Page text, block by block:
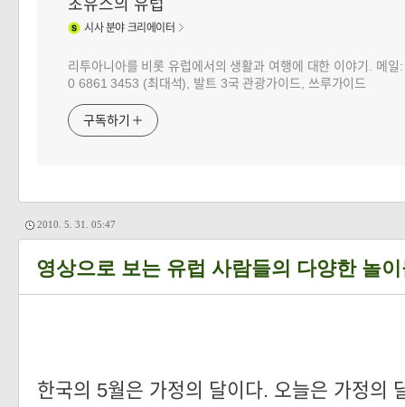
초유스의 유럽
시사분야 크리에이터
리투아니아를 비롯 유럽에서의 생활과 여행에 대한 이야기. 메
0 6861 3453 (최대석), 발트 3국 관광가이드, 쓰루가이드
구독하기
2010. 5. 31. 05:47
영상으로 보는 유럽 사람들의 다양한 놀
한국의 5월은 가정의 달이다. 오늘은 가정의